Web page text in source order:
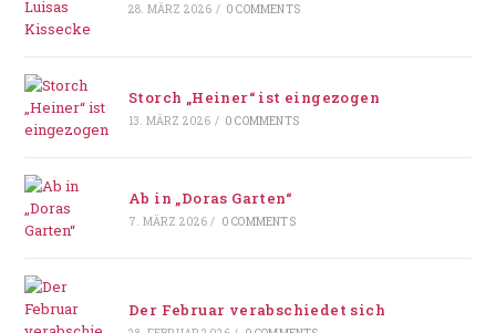
28. MÄRZ 2026 / 0 COMMENTS
Storch „Heiner“ ist eingezogen
13. MÄRZ 2026 / 0 COMMENTS
Ab in „Doras Garten“
7. MÄRZ 2026 / 0 COMMENTS
Der Februar verabschiedet sich